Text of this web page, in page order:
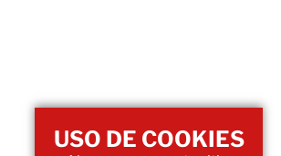
USO DE COOKIES